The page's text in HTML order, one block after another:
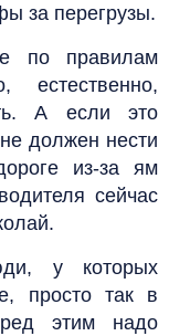
за перегрузы.
по правилам
А если это
должен нести
из-за ям
сейчас
у которых
просто так в
этим надо